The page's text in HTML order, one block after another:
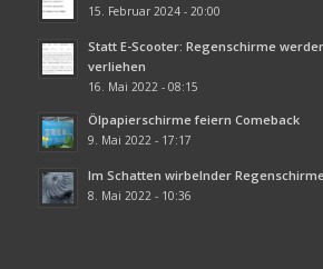
15. Februar 2024 - 20:00
Statt E-Scooter: Regenschirme
verliehen
16. Mai 2022 - 08:15
Ölpapierschirme feiern Comeback
9. Mai 2022 - 17:17
Im Schatten wirbelnder
8. Mai 2022 - 10:36